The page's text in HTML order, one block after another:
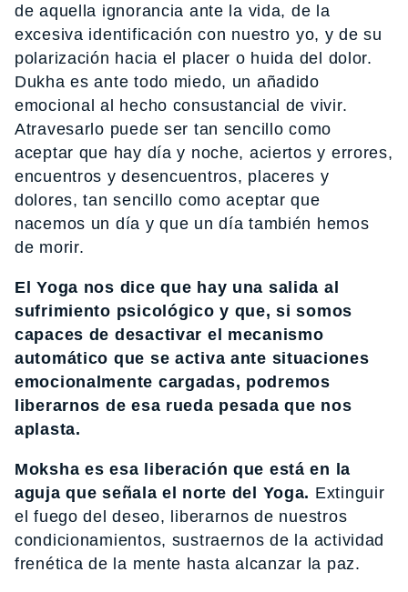
de aquella ignorancia ante la vida, de la
excesiva identificación con nuestro yo, y de su
polarización hacia el placer o huida del dolor.
Dukha es ante todo miedo, un añadido
emocional al hecho consustancial de vivir.
Atravesarlo puede ser tan sencillo como
aceptar que hay día y noche, aciertos y errores,
encuentros y desencuentros, placeres y
dolores, tan sencillo como aceptar que
nacemos un día y que un día también hemos
de morir.
El Yoga nos dice que hay una salida al
sufrimiento psicológico y que, si somos
capaces de desactivar el mecanismo
automático que se activa ante situaciones
emocionalmente cargadas, podremos
liberarnos de esa rueda pesada que nos
aplasta.
Moksha es esa liberación que está en la
aguja que señala el norte del Yoga. Extinguir
el fuego del deseo, liberarnos de nuestros
condicionamientos, sustraernos de la actividad
frenética de la mente hasta alcanzar la paz.